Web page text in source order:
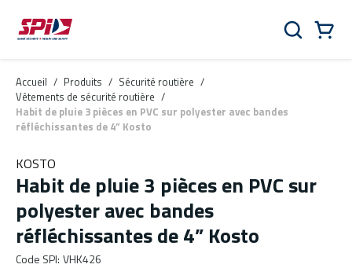
Aller au contenu principal
Skip to menu
Skip to footer
Rechercher
Accueil / Produits / Sécurité routière /
Vêtements de sécurité routière /
Habit de pluie 3 pièces en PVC sur polyester avec bandes
réfléchissantes de 4” Kosto
KOSTO
Habit de pluie 3 pièces en PVC sur
polyester avec bandes
réfléchissantes de 4” Kosto
Code SPI: VHK426